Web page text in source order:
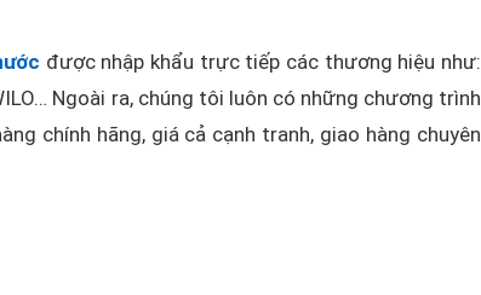
được nhập khẩu trực tiếp các thương hiệu như:
Ngoài ra, chúng tôi luôn có những chương trình
chính hãng, giá cả cạnh tranh, giao hàng chuyên